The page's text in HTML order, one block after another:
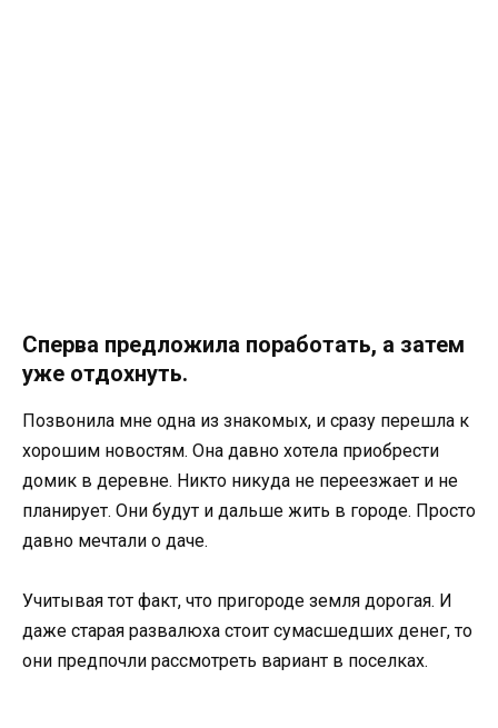
Сперва предложила поработать, а затем
уже отдохнуть.
Позвонила мне одна из знакомых, и сразу перешла к
хорошим новостям. Она давно хотела приобрести
домик в деревне. Никто никуда не переезжает и не
планирует. Они будут и дальше жить в городе. Просто
давно мечтали о даче.
Учитывая тот факт, что пригороде земля дорогая. И
даже старая развалюха стоит сумасшедших денег, то
они предпочли рассмотреть вариант в поселках.